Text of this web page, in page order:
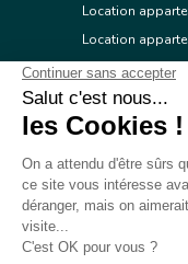
Location
Location
Location
Location
Location
Location
Location